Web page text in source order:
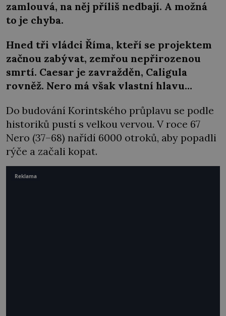
zamlouvá, na něj příliš nedbají. A možná
to je chyba.
Hned tři vládci Říma, kteří se projektem
začnou zabývat, zemřou nepřirozenou
smrtí. Caesar je zavražděn, Caligula
rovněž. Nero má však vlastní hlavu…
Do budování Korintského průplavu se podle
historiků pustí s velkou vervou. V roce 67
Nero (37–68) nařídí 6000 otroků, aby popadli
rýče a začali kopat.
Reklama